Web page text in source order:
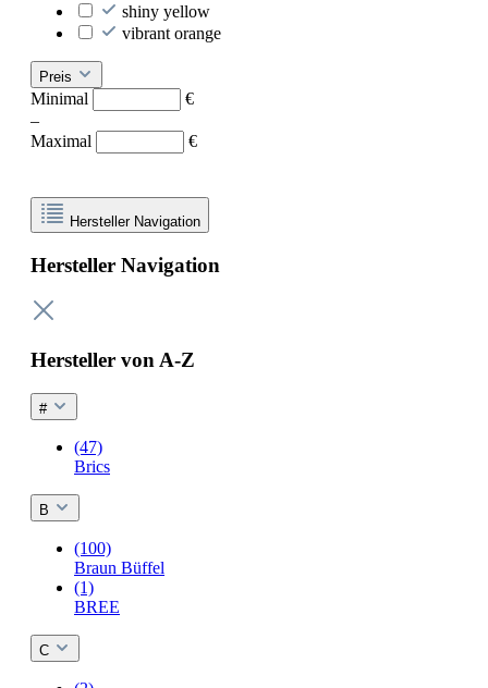
shiny yellow
vibrant orange
Preis
Minimal
€
–
Maximal
€
Hersteller Navigation
Hersteller Navigation
Hersteller von A-Z
#
(47)
Brics
B
(100)
Braun Büffel
(1)
BREE
C